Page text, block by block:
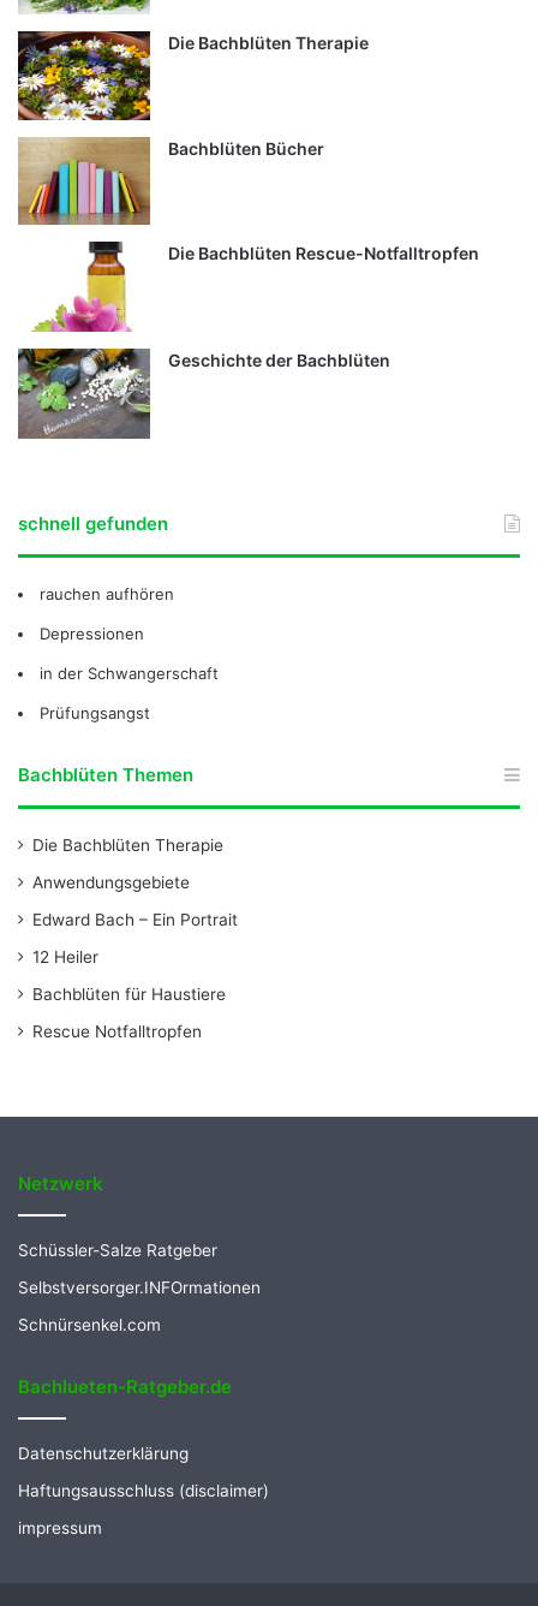
Die Bachblüten Therapie
Bachblüten Bücher
Die Bachblüten Rescue-Notfalltropfen
Geschichte der Bachblüten
schnell gefunden
rauchen aufhören
Depressionen
in der Schwangerschaft
Prüfungsangst
Bachblüten Themen
Die Bachblüten Therapie
Anwendungsgebiete
Edward Bach – Ein Portrait
12 Heiler
Bachblüten für Haustiere
Rescue Notfalltropfen
Netzwerk
Schüssler-Salze Ratgeber
Selbstversorger.INFOrmationen
Schnürsenkel.com
Bachlueten-Ratgeber.de
Datenschutzerklärung
Haftungsausschluss (disclaimer)
impressum